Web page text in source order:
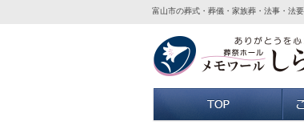
富山市の葬式・葬儀・家族葬・法事・法